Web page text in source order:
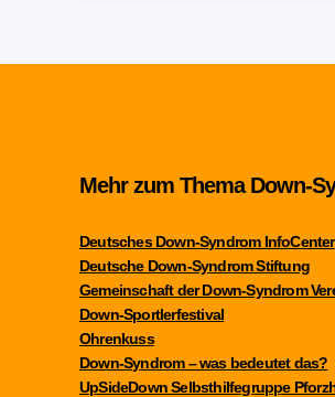
Mehr zum Thema Down-
Deutsches Down-Syndrom InfoCenter
Deutsche Down-Syndrom Stiftung
Gemeinschaft der Down-Syndrom
Down-Sportlerfestival
Ohrenkuss
Down-Syndrom – was bedeutet das?
UpSideDown Selbsthilfegruppe